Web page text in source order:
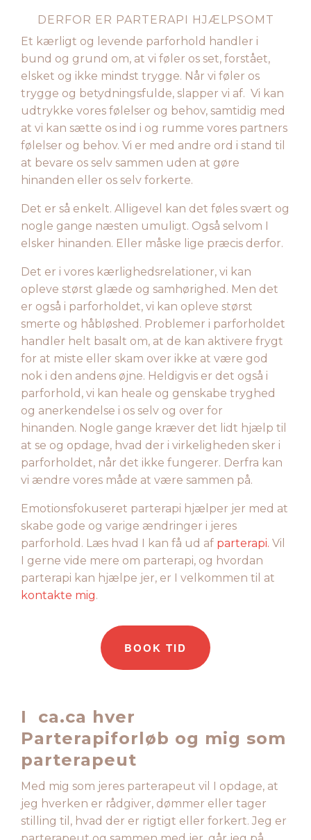
DERFOR ER PARTERAPI HJÆLPSOMT
Et kærligt og levende parforhold handler i
bund og grund om, at vi føler os set, forstået,
elsket og ikke mindst trygge. Når vi føler os
trygge og betydningsfulde, slapper vi af. Vi kan
udtrykke vores følelser og behov, samtidig med
at vi kan sætte os ind i og rumme vores partners
følelser og behov. Vi er med andre ord i stand til
at bevare os selv sammen uden at gøre
hinanden eller os selv forkerte.
Det er så enkelt. Alligevel kan det føles svært og
nogle gange næsten umuligt. Også selvom I
elsker hinanden. Eller måske lige præcis derfor.
Det er i vores kærlighedsrelationer, vi kan
opleve størst glæde og samhørighed. Men det
er også i parforholdet, vi kan opleve størst
smerte og håbløshed. Problemer i parforholdet
handler helt basalt om, at de kan aktivere frygt
for at miste eller skam over ikke at være god
nok i den andens øjne. Heldigvis er det også i
parforhold, vi kan heale og genskabe tryghed
og anerkendelse i os selv og over for
hinanden. Nogle gange kræver det lidt hjælp til
at se og opdage, hvad der i virkeligheden sker i
parforholdet, når det ikke fungerer. Derfra kan
vi ændre vores måde at være sammen på.
Emotionsfokuseret parterapi hjælper jer med at
skabe gode og varige ændringer i jeres
parforhold. Læs hvad I kan få ud af parterapi. Vil
I gerne vide mere om parterapi, og hvordan
parterapi kan hjælpe jer, er I velkommen til at
kontakte mig.
BOOK TID
I ca.ca hver
Parterapiforløb og mig som
parterapeut
Med mig som jeres parterapeut vil I opdage, at
jeg hverken er rådgiver, dømmer eller tager
stilling til, hvad der er rigtigt eller forkert. Jeg er